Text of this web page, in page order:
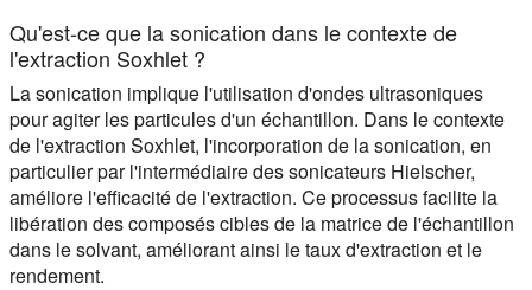
Qu'est-ce que la sonication dans le contexte de
l'extraction Soxhlet ?
La sonication implique l'utilisation d'ondes ultrasoniques
pour agiter les particules d'un échantillon. Dans le contexte
de l'extraction Soxhlet, l'incorporation de la sonication, en
particulier par l'intermédiaire des sonicateurs Hielscher,
améliore l'efficacité de l'extraction. Ce processus facilite la
libération des composés cibles de la matrice de l'échantillon
dans le solvant, améliorant ainsi le taux d'extraction et le
rendement.